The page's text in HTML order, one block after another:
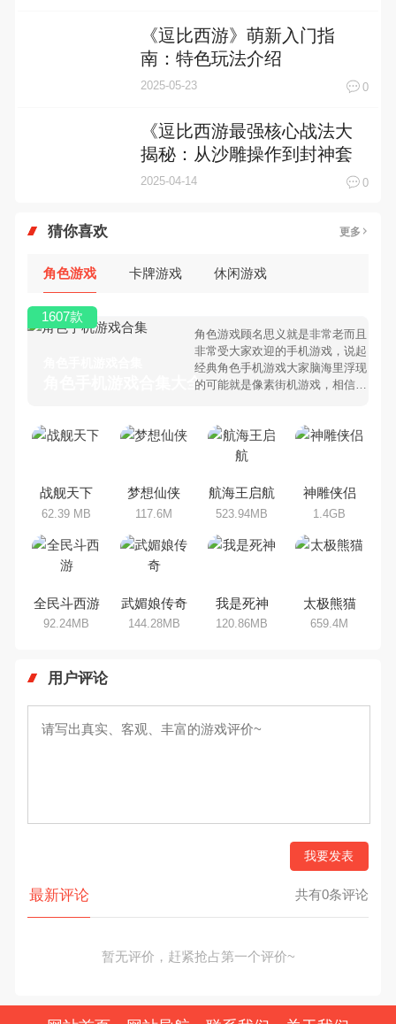
《逗比西游》萌新入门指
南：特色玩法介绍
2025-05-23 0
《逗比西游最强核心战法大
揭秘：从沙雕操作到封神套
路》
2025-04-14 0
猜你喜欢 更多
角色游戏 卡牌游戏 休闲游戏
角色手机游戏合集大全 >
角色游戏顾名思义就是非常老而且
非常受大家欢迎的手机游戏，说起
经典角色手机游戏大家脑海里浮现
的可能就是像素街机游戏，相信很
色手机游戏有哪些呢？游戏今天，
乐途下载站小编芒果味的怪咖给大
集，欢迎大家前来选择下载体验
1607款
战舰天下
62.39 MB
梦想仙侠
117.6M
航海王启航
523.94MB
神雕侠侣
1.4GB
全民斗西游
92.24MB
武媚娘传奇
144.28MB
我是死神
120.86MB
太极熊猫
659.4M
用户评论
我要发表
最新评论 共有0条评论
暂无评价，赶紧抢占第一个评价~